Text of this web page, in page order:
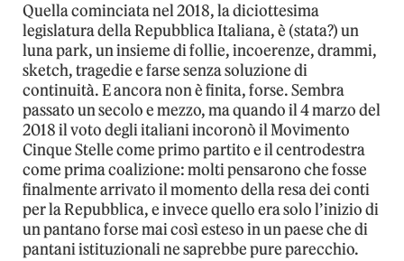
Quella cominciata nel 2018, la diciottesima
legislatura della Repubblica Italiana, è (stata?) un
luna park, un insieme di follie, incoerenze, drammi,
sketch, tragedie e farse senza soluzione di
continuità. E ancora non è finita, forse. Sembra
passato un secolo e mezzo, ma quando il 4 marzo del
2018 il voto degli italiani incoronò il Movimento
Cinque Stelle come primo partito e il centrodestra
come prima coalizione: molti pensarono che fosse
finalmente arrivato il momento della resa dei conti
per la Repubblica, e invece quello era solo l’inizio di
un pantano forse mai così esteso in un paese che di
pantani istituzionali ne saprebbe pure parecchio.